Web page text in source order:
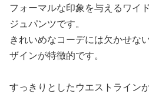
フォーマルな印象を与えるワイ
ジュパンツです。
きれいめなコーデには欠かせな
ザインが特徴的です。
すっきりとしたウエストライン